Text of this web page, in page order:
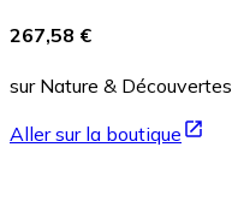
267,58 €
sur Nature & Découvertes
Aller sur la boutique